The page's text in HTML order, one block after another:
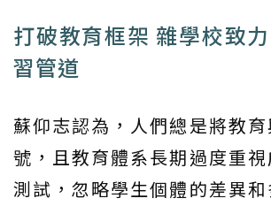
打破教育框架 雜學校致
習管道
蘇仰志認為，人們總是將教
號，且教育體系長期過度重
測試，忽略學生個體的差異